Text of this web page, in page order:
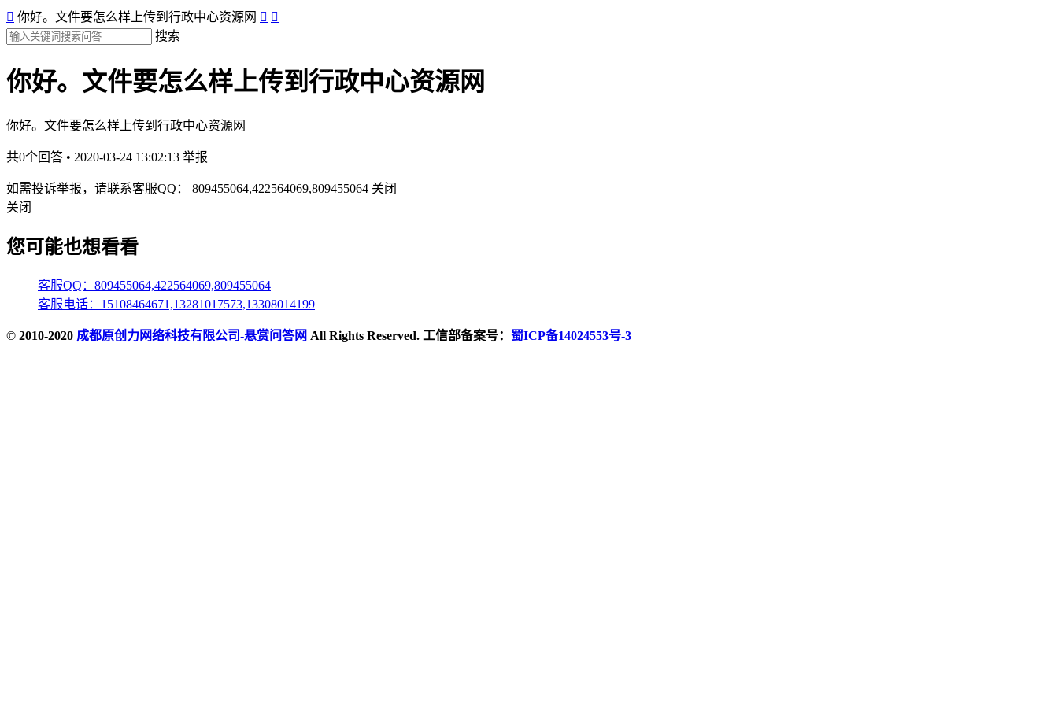
 你好。文件要怎么样上传到行政中心资源网  
搜索
你好。文件要怎么样上传到行政中心资源网
你好。文件要怎么样上传到行政中心资源网
共0个回答 • 2020-03-24 13:02:13 举报
如需投诉举报，请联系客服QQ： 809455064,422564069,809455064 关闭
关闭
您可能也想看看
客服QQ：809455064,422564069,809455064
客服电话：15108464671,13281017573,13308014199
© 2010-2020 成都原创力网络科技有限公司-悬赏问答网 All Rights Reserved. 工信部备案号： 蜀ICP备14024553号-3